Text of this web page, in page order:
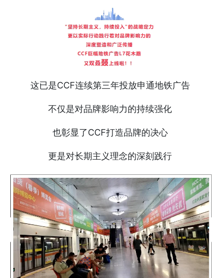
这已是CCF连续第三年投放申通地铁广告
不仅是对品牌影响力的持续强化
也彰显了CCF打造品牌的决心
更是对长期主义理念的深刻践行